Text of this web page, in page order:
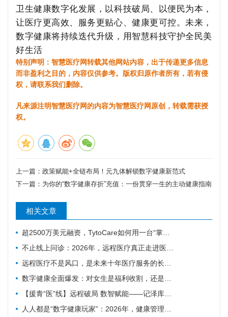
卫生健康数字化发展，以科技破局、以便民为本，
让医疗更高效、服务更贴心、健康更可控。未来，
数字健康将持续迭代升级，用智慧科技守护全民美
好生活
特别声明：智慧医疗网转载其他网站内容，出于传递更多信息
而非盈利之目的，内容仅供参考。版权归原作者所有，若有侵
权，请联系我们删除。
凡来源注明智慧医疗网的内容为智慧医疗网原创，转载需获授
权。
上一篇： 政策赋能+全链布局！元九体解锁数字健康新范式
下一篇： 为你的“数字健康存折”充值：一份贯穿一生的主动健康指南
相关文章
超2500万美元融资，TytoCare如何用一台“掌上诊室”重塑远程医疗
不止线上问诊：2026年，远程医疗真正走进医疗主赛道
远程医疗不是风口，是未来十年医疗服务的长期底色
数字健康全面爆发：对女生是福利收割，还是焦虑绑架？
【援青“医”线】远程破局 数智赋能——记泽库县人民医院构建远程医疗体系筑牢高原健康防线
人人都是“数字健康玩家”：2026年，健康管理彻底变天了